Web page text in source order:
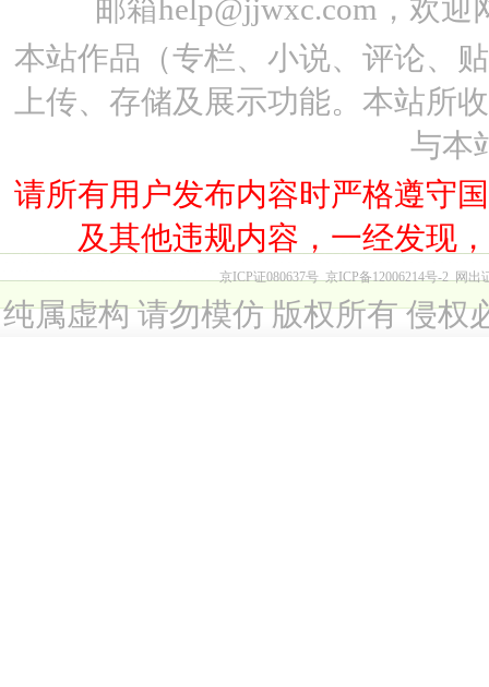
邮箱help@jjwxc.com，欢
本站作品（专栏、小说、评论、
上传、存储及展示功能。本站所
与本
请所有用户发布内容时严格遵守
及其他违规内容，一经发现
京ICP证080637号 京ICP备12006214号-2 网出
纯属虚构 请勿模仿 版权所有 侵权